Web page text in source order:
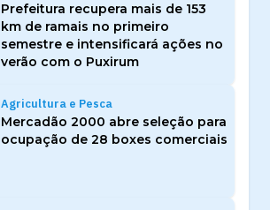
Prefeitura recupera mais de 153
km de ramais no primeiro
semestre e intensificará ações no
verão com o Puxirum
Agricultura e Pesca
Mercadão 2000 abre seleção para
ocupação de 28 boxes comerciais